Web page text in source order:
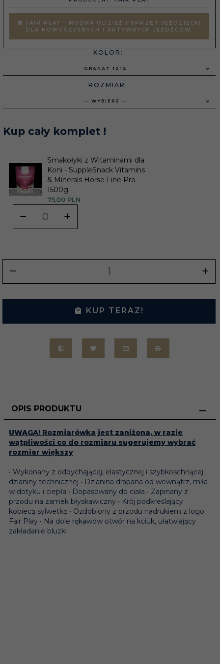
FAIR PLAY - MODNA ODZIEŻ I SPRZĘT JEŹDZIECKI
DLA NOWOCZESNYCH I AKTYWNYCH JEŹDŹCÓW.
KOLOR:
GRANAT 1212
ROZMIAR:
-- WYBIERZ --
Kup cały komplet !
Smakołyki z Witaminami dla
Koni - SuppleSnack Vitamins
& Minerals Horse Line Pro -
1500g
75,00 PLN
KUP TERAZ!
OPIS PRODUKTU
UWAGA! Rozmiarówka jest zaniżona, w razie
wątpliwości co do rozmiaru sugerujemy wybrać
rozmiar większy
• Wykonany z oddychającej, elastycznej i szybkoschnącej
dzianiny technicznej • Dzianina drapana od wewnątrz, miła
w dotyku i ciepła • Dopasowany do ciała • Zapinany z
przodu na zamek błyskawiczny • Krój podkreślający
kobiecą sylwetkę • Ozdobiony z przodu nadrukiem z logo
Fair Play • Na dole rękawów otwór na kciuk, ułatwiający
zakładanie bluzki